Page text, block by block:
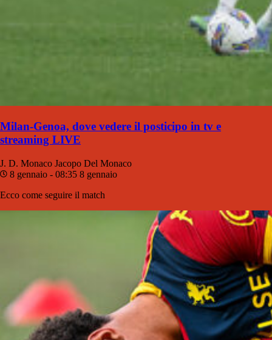
Milan-Genoa, dove vedere il posticipo in tv e
streaming LIVE
J. D. Monaco Jacopo Del Monaco
8 gennaio - 08:35 8 gennaio
Ecco come seguire il match